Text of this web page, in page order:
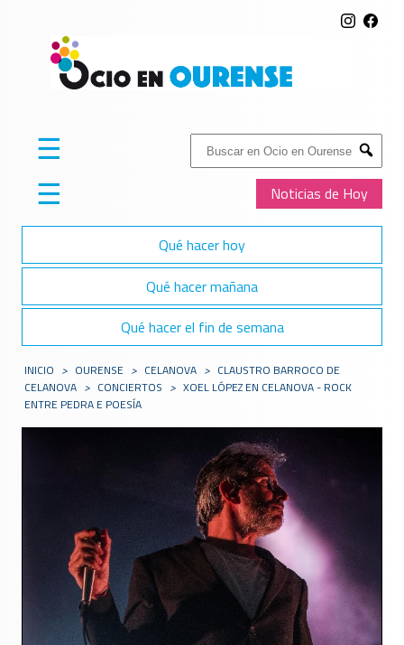
Buscar:
Submit
Noticias de Hoy
☰
☰
Qué hacer hoy
Qué hacer mañana
Qué hacer el fin de semana
INICIO > OURENSE > CELANOVA > CLAUSTRO BARROCO DE
CELANOVA > CONCIERTOS > XOEL LÓPEZ EN CELANOVA - ROCK
ENTRE PEDRA E POESÍA